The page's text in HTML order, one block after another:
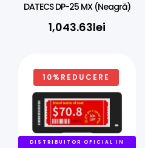
DATECS DP-25 MX (Neagră)
1,043.63lei
10%REDUCERE
DISTRIBUITOR OFICIAL IN